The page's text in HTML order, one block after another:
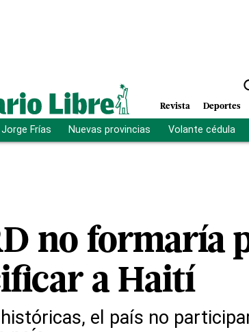
Revista Deportes
Jorge Frías Nuevas provincias Volante cédula
no formaría
a Haití
el país no